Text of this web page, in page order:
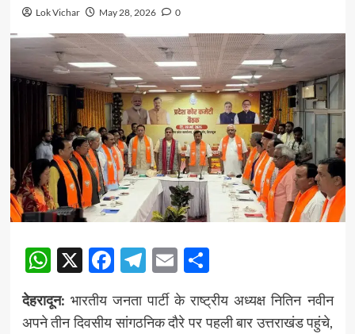
Lok Vichar May 28, 2026 0
WhatsApp
X Facebook
Telegram
EmailShare
देहरादून: भारतीय जनता पार्टी के राष्ट्रीय अध्यक्ष नितिन नवीन
अपने तीन दिवसीय सांगठनिक दौरे पर पहली बार उत्तराखंड पहुंचे,